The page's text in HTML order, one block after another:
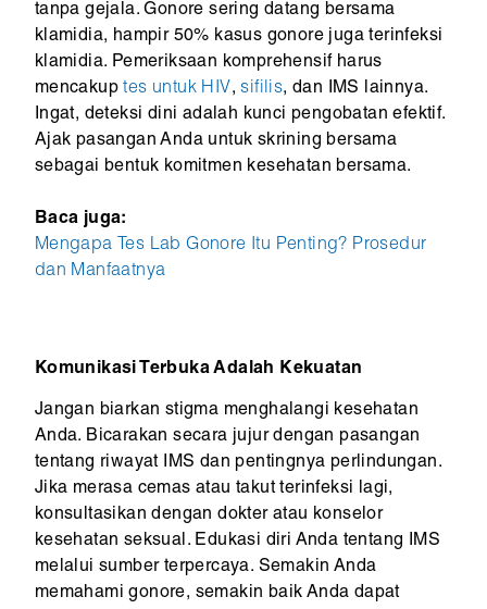
tanpa gejala. Gonore sering datang bersama
klamidia, hampir 50% kasus gonore juga terinfeksi
klamidia. Pemeriksaan komprehensif harus
mencakuptes untuk HIV,sifilis, dan IMS lainnya.
Ingat, deteksi dini adalah kunci pengobatan efektif.
Ajak pasangan Anda untuk skrining bersama
sebagai bentuk komitmen kesehatan bersama.
Baca juga:
Mengapa Tes Lab Gonore Itu Penting? Prosedur
dan Manfaatnya
Komunikasi Terbuka Adalah Kekuatan
Jangan biarkan stigma menghalangi kesehatan
Anda. Bicarakan secara jujur dengan pasangan
tentang riwayat IMS dan pentingnya perlindungan.
Jika merasa cemas atau takut terinfeksi lagi,
konsultasikan dengan dokter atau konselor
kesehatan seksual. Edukasi diri Anda tentang IMS
melalui sumber terpercaya. Semakin Anda
memahami gonore, semakin baik Anda dapat